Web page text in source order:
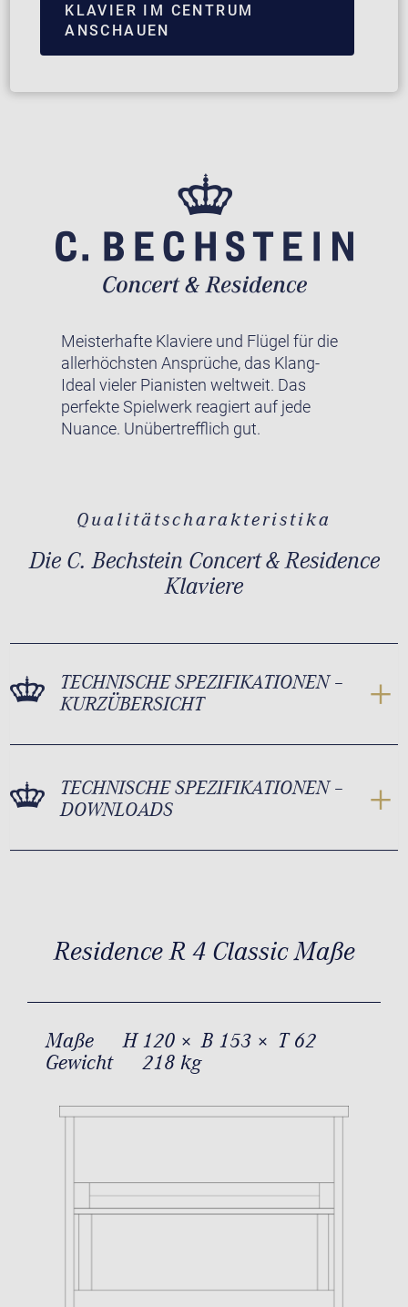
KLAVIER IM CENTRUM
ANSCHAUEN
Meisterhafte Klaviere und Flügel für die
allerhöchsten Ansprüche, das Klang-
Ideal vieler Pianisten weltweit. Das
perfekte Spielwerk reagiert auf jede
Nuance. Unübertrefflich gut.
Qualitätscharakteristika
Die C. Bechstein Concert & Residence
Klaviere
TECHNISCHE SPEZIFIKATIONEN –
KURZÜBERSICHT
TECHNISCHE SPEZIFIKATIONEN –
DOWNLOADS
Residence R 4 Classic Maße
Maße
H 120 × B 153 × T 62
Gewicht
218 kg